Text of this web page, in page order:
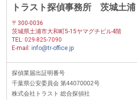
トラスト探偵事務所 茨城土浦
〒300-0036
茨城県土浦市大和町5-15ヤマグチビル4階
TEL:029-825-7090
E-mail:info@tr-office.jp
探偵業届出証明番号
千葉県公安委員会 第44070002号
株式会社トラスト 総合探偵社